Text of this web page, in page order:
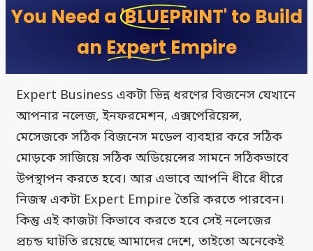
You Need a'BLUEPRINT' to Build
an Expert Empire
Expert Business একটা ভিন্ন ধরণের বিজনেস যেখানে
আপনার নলেজ, ইনফরমেশন, এক্সপেরিয়েন্স,
মেসেজকে সঠিক বিজনেস মডেল ব্যবহার করে সঠিক
মোড়কে সাজিয়ে সঠিক অডিয়েন্সের সামনে সঠিকভাবে
উপস্থাপন করতে হবে। আর এভাবে আপনি ধীরে ধীরে
নিজস্ব একটা Expert Empire তৈরি করতে পারবেন।
কিন্তু এই কাজটা কিভাবে করতে হবে সেই নলেজের
প্রচন্ড ঘাটতি রয়েছে আমাদের দেশে, তাইতো অনেকেই